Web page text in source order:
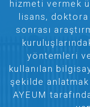
hizmeti vermek
lisans,
sonrası
yöntemleri
kullanılan
şekilde anlatmak
AYEUM